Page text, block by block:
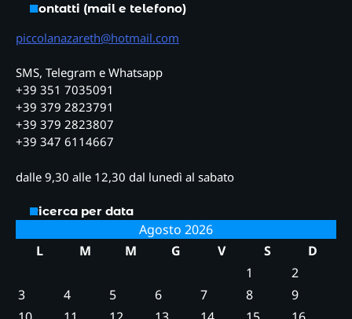
Contatti (mail e telefono)
piccolanazareth@hotmail.com
SMS, Telegram e Whatsapp
+39 351 7035091
+39 379 2823791
+39 379 2823807
+39 347 6114667
dalle 9,30 alle 12,30 dal lunedì al sabato
Ricerca per data
Agosto 2026
L
M M G V S
D
1
2
3
4 5 6 7 8
9